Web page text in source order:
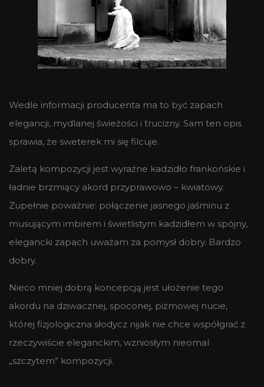
Wedle informacji producenta ma to być zapach
elegancji, mydlanej świeżości i trucizny. Sam ten opis
sprawia, że sweterek mi się filcuje.
Zaletą kompozycji jest wyraźne kadzidło frankońskie i
ładnie brzmiący akord przyprawowo – kwiatowy.
Zupełnie poważnie: połączenie jasnego jaśminu z
musującym imbirem i świetlistym kadzidłem w spójny,
elegancki zapach uważam za pomysł dobry. Bardzo
dobry.
Nieco mniej dobrą koncepcją jest ułożenie tego
akordu na dziwacznej, spoconej, piżmowej nucie,
której fizjologiczna słodycz nijak nie chce współgrać z
rzeczywiście eleganckim, wzniosłym nieomal
„szczytem” kompozycji.